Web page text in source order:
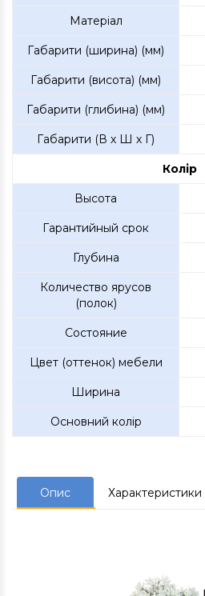
Матеріал
Габарити (ширина) (мм)
Габарити (висота) (мм)
Габарити (глибина) (мм)
Габарити (В х Ш х Г)
Колір
Высота
Гарантийный срок
Глубина
Количество ярусов
(полок)
Состояние
Цвет (оттенок) мебели
Ширина
Основний колір
Опис Характеристики